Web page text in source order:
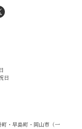
日
・早島町・岡山市（一